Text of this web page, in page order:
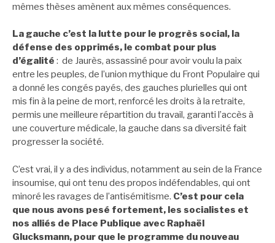
mêmes thèses amènent aux mêmes conséquences.
La gauche c’est la lutte pour le progrès social, la
défense des opprimés, le combat pour plus
d’égalité : de Jaurès, assassiné pour avoir voulu la paix
entre les peuples, de l’union mythique du Front Populaire qui
a donné les congés payés, des gauches plurielles qui ont
mis fin à la peine de mort, renforcé les droits à la retraite,
permis une meilleure répartition du travail, garanti l’accès à
une couverture médicale, la gauche dans sa diversité fait
progresser la société.
C’est vrai, il y a des individus, notamment au sein de la France
insoumise, qui ont tenu des propos indéfendables, qui ont
minoré les ravages de l’antisémitisme. C’est pour cela
que nous avons pesé fortement, les socialistes et
nos alliés de Place Publique avec Raphaël
Glucksmann, pour que le programme du nouveau